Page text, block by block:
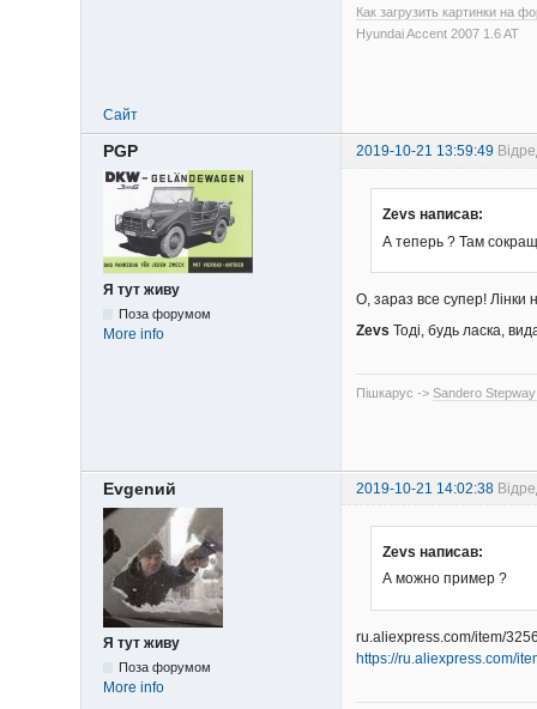
Как загрузить картинки на
Hyundai Accent 2007 1.6 AT
Сайт
PGP 2019-10-21 13:59:49
Я тут живу
Поза форумом
More info
Zevs написав:
А теперь ? Там
О, зараз все супер!
Zevs Тоді, будь ласка,
Пішкарус ->Sandero
Evgenий 2019-10-21 14:02:38
Я тут живу
Поза форумом
More info
Zevs написав:
А можно пример ?
ru.aliexpress.com/item/
https://ru.aliexpress.com/